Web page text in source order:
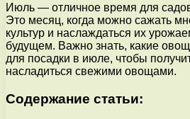
Июль — отличное время для
Это месяц, когда можно сажать
культур и наслаждаться их
будущем. Важно знать, какие
для посадки в июле, чтобы
насладиться свежими овощами.
Содержание статьи: